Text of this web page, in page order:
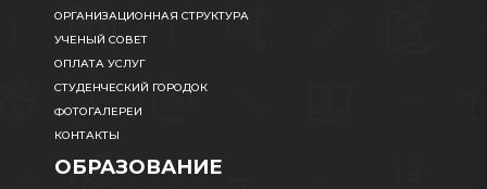
ОРГАНИЗАЦИОННАЯ СТРУКТУРА
УЧЕНЫЙ СОВЕТ
ОПЛАТА УСЛУГ
СТУДЕНЧЕСКИЙ ГОРОДОК
ФОТОГАЛЕРЕИ
КОНТАКТЫ
ОБРАЗОВАНИЕ